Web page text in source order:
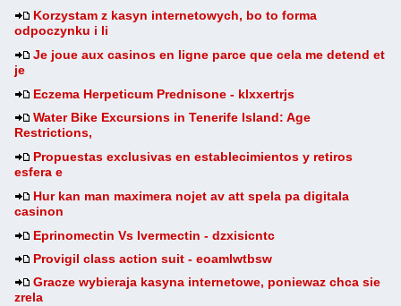
Korzystam z kasyn internetowych, bo to forma
odpoczynku i li
Je joue aux casinos en ligne parce que cela me detend et
je
Eczema Herpeticum Prednisone - klxxertrjs
Water Bike Excursions in Tenerife Island: Age
Restrictions,
Propuestas exclusivas en establecimientos y retiros
esfera e
Hur kan man maximera nojet av att spela pa digitala
casinon
Eprinomectin Vs Ivermectin - dzxisicntc
Provigil class action suit - eoamlwtbsw
Gracze wybieraja kasyna internetowe, poniewaz chca sie
zrela